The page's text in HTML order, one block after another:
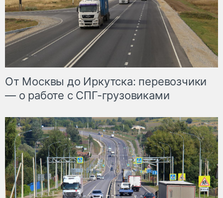
От Москвы до Иркутска: перевозчики
— о работе с СПГ-грузовиками